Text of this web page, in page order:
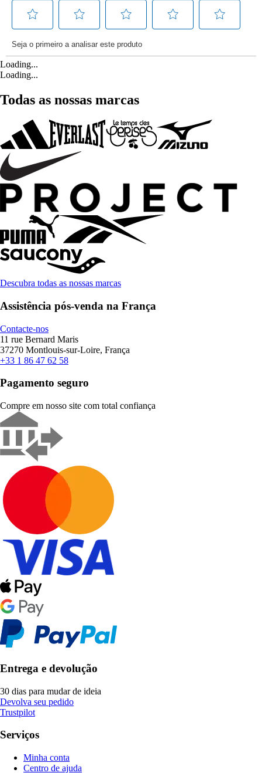
Loading...
Loading...
Todas as nossas marcas
Descubra todas as nossas marcas
Assistência pós-venda na França
Contacte-nos
11 rue Bernard Maris
37270 Montlouis-sur-Loire, França
+33 1 86 47 62 58
Pagamento seguro
Compre em nosso site com total confiança
Entrega e devolução
30 dias para mudar de ideia
Devolva seu pedido
Trustpilot
Serviços
Minha conta
Centro de ajuda